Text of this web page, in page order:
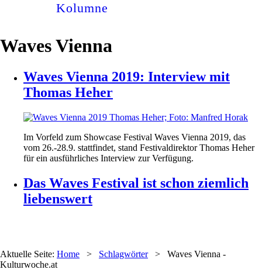
Kolumne
Waves Vienna
Waves Vienna 2019: Interview mit
Thomas Heher
Im Vorfeld zum Showcase Festival Waves Vienna 2019, das
vom 26.-28.9. stattfindet, stand Festivaldirektor Thomas Heher
für ein ausführliches Interview zur Verfügung.
Das Waves Festival ist schon ziemlich
liebenswert
Aktuelle Seite: Home > Schlagwörter > Waves Vienna -
Kulturwoche.at